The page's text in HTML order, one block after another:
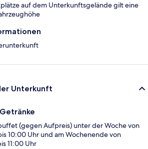
auf dem Unterkunftsgelände gilt eine
Unterkunft
(gegen Aufpreis) unter der Woche von
10:00 Uhr und am Wochenende von
11:00 Uhr